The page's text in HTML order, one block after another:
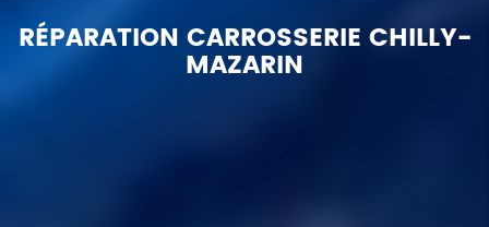
RÉPARATION CARROSSERIE CHILLY-
MAZARIN